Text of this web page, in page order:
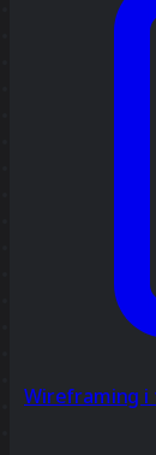
Wireframing